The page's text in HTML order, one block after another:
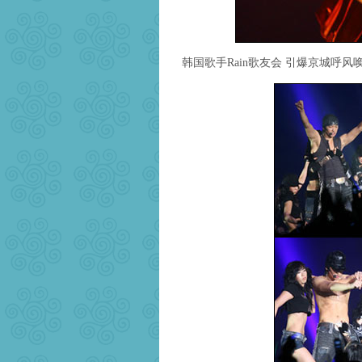
韩国歌手Rain歌友会 引爆京城呼风